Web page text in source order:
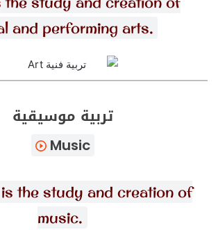
and performing arts.
تربية موسيقية
Music
the study and creation of
music.